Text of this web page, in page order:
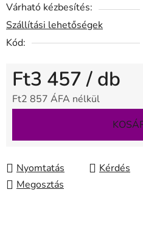
Várható kézbesítés:
Szállítási lehetőségek
Kód:
Ft3 457/ db
Ft2 857 ÁFA nélkül
Nyomtatás Kérdés
Megosztás